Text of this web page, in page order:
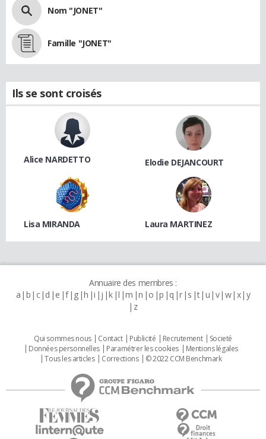
Nom "JONET"
Famille "JONET"
Ils se sont croisés
Alice NARDETTO Elodie DEJANCOURT
Lisa MIRANDA Laura MARTINEZ
Annuaire des membres :
a b c d e f g h i j k l m n o p q r s t u v w x y
z
Qui sommes nous Contact Publicité Recrutement
Societé
Données personnelles
Paramétrer les cookies
Mentions légales
Tous les articles
Corrections © 2022 CCM Benchmark